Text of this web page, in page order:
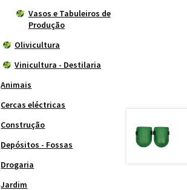
Vasos e Tabuleiros de
Produção
Olivicultura
Vinicultura - Destilaria
Animais
Cercas eléctricas
Construção
Depósitos - Fossas
Drogaria
Jardim